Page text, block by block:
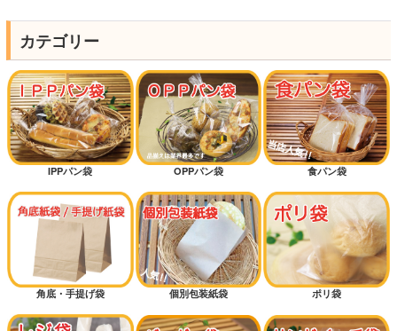
カテゴリー
IPPパン袋 OPPパン袋 食パン袋
角底・手提げ袋 個別包装紙袋 ポリ袋